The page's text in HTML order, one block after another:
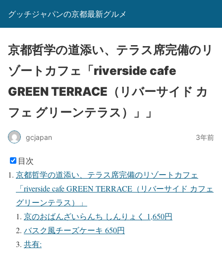
グッチジャパンの京都最新グルメ
京都哲学の道添い、テラス席完備のリ
ゾートカフェ「riverside cafe
GREEN TERRACE（リバーサイド カ
フェ グリーンテラス）」」
gcjapan 3年前
目次
京都哲学の道添い、テラス席完備のリゾートカフェ
「riverside cafe GREEN TERRACE（リバーサイド カフェ
グリーンテラス）」
京のおばんざいらんち しんりょく 1,650円
バスク風チーズケーキ 650円
共有: